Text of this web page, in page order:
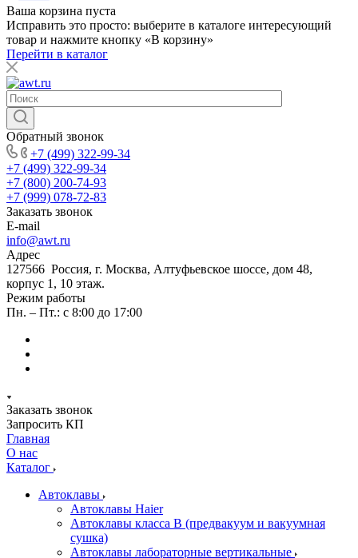
Ваша корзина пуста
Исправить это просто: выберите в каталоге интересующий
товар и нажмите кнопку «В корзину»
Перейти в каталог
Обратный звонок
+7 (499) 322-99-34
+7 (499) 322-99-34
+7 (800) 200-74-93
+7 (999) 078-72-83
Заказать звонок
E-mail
info@awt.ru
Адрес
127566 Россия, г. Москва, Алтуфьевское шоссе, дом 48,
корпус 1, 10 этаж.
Режим работы
Пн. – Пт.: с 8:00 до 17:00
Заказать звонок
Запросить КП
Главная
О нас
Каталог
Автоклавы
Автоклавы Haier
Автоклавы класса B (предвакуум и вакуумная
сушка)
Автоклавы лабораторные вертикальные